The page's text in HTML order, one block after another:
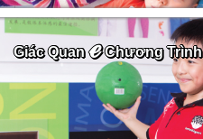
Giác QuanℯChương Trình